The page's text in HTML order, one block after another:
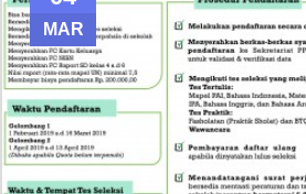
MAR